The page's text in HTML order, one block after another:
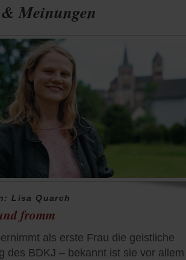
Meinungen
Lisa Quarch
fromm
als erste Frau die geistliche
des BDKJ – bekannt ist sie vor allem